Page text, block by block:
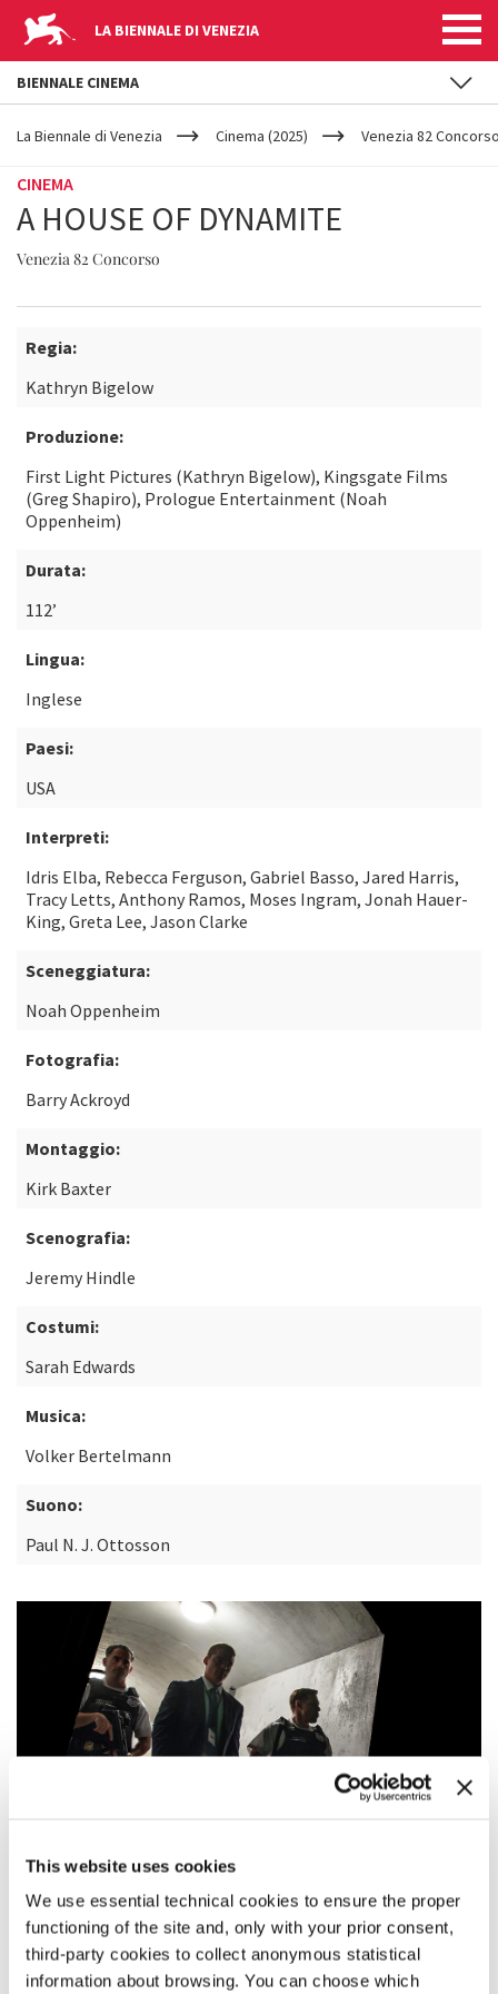
This website uses cookies
We use essential technical cookies to ensure the proper
functioning of the site and, only with your prior consent,
third-party cookies to collect anonymous statistical
information about browsing. You can choose which
LA BIENNALE DI VENEZIA
YOUR
ARE
La Biennale di Venezia Cinema (2025) Venezia 82
CINEMA
A HOUSE OF DYNAMITE
Venezia 82 Concorso
Regia:
Kathryn Bigelow
Produzione:
First Light Pictures (Kathryn Bigelow), Kingsgate Films
(Greg Shapiro), Prologue Entertainment (Noah
Oppenheim)
Durata:
112’
Lingua:
Inglese
Paesi:
USA
Interpreti:
Idris Elba, Rebecca Ferguson, Gabriel Basso, Jared Harris,
Tracy Letts, Anthony Ramos, Moses Ingram, Jonah Hauer-
King, Greta Lee, Jason Clarke
Sceneggiatura:
Noah Oppenheim
Fotografia:
Barry Ackroyd
Montaggio:
Kirk Baxter
Scenografia:
Jeremy Hindle
Costumi:
Sarah Edwards
Musica:
Volker Bertelmann
Suono:
Paul N. J. Ottosson
SINOSSI
BIENNALE CINEMA